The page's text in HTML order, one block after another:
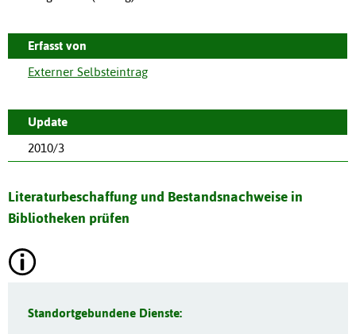
Erfasst von
Externer Selbsteintrag
Update
2010/3
Literaturbeschaffung und Bestandsnachweise in
Bibliotheken prüfen
Standortgebundene Dienste: